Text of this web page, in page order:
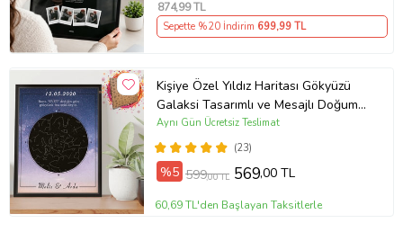
874,99 TL
Sepette %20 İndirim 699,99 TL
Kişiye Özel Yıldız Haritası Gökyüzü
Galaksi Tasarımlı ve Mesajlı Doğum
Haritası Siyah 21x30 Çerçeve oh946
(23)
Aynı Gün Ücretsiz Teslimat
%5 599,00 TL 569,00 TL
60,69 TL'den Başlayan Taksitlerle